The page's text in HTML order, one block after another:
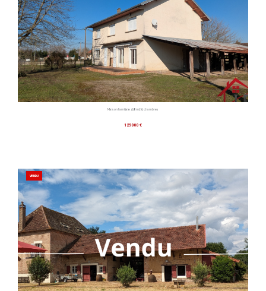
Maison familiale 138m2 5 chambres
129000 €
VENDU